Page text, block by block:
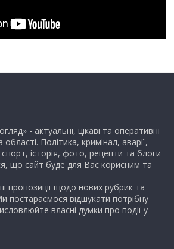
- актуальні, цікаві та оперативні
Політика, кримінал, аварії,
історія, фото, рецепти та блоги
що сайт буде для Вас корисним та
пропозиції щодо нових рубрик та
постараємося відшукати потрібну
власні думки про події у